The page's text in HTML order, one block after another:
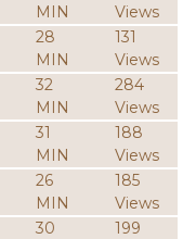
MIN
Views
28
MIN
131
Views
32
MIN
284
Views
31
MIN
188
Views
26
MIN
185
Views
30
199